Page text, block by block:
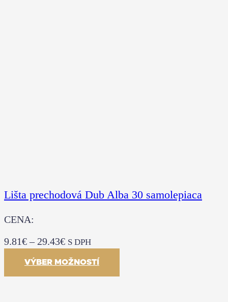
Lišta prechodová Dub Alba 30 samolepiaca
CENA:
9.81€–29.43€ S DPH
VÝBER MOŽNOSTÍ